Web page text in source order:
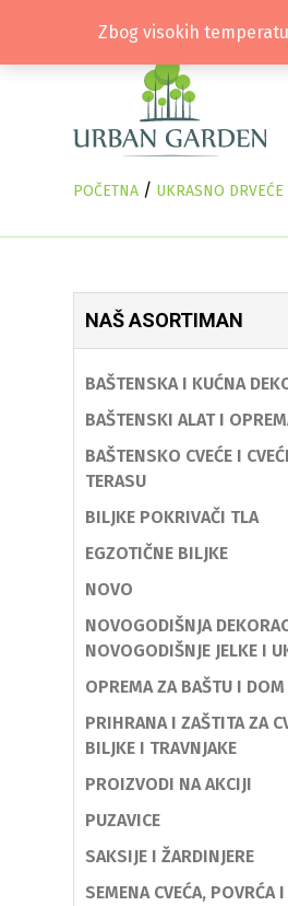
POČETNA / UKRASNO
NAŠ ASORTIMAN
BAŠTENSKA I KUĆNA
BAŠTENSKI ALAT I
BAŠTENSKO CVEĆE I
TERASU
BILJKE POKRIVAČI TLA
EGZOTIČNE BILJKE
NOVO
NOVOGODIŠNJA
NOVOGODIŠNJE JELKE I
OPREMA ZA BAŠTU I DOM
PRIHRANA I ZAŠTITA ZA
BILJKE I TRAVNJAKE
PROIZVODI NA AKCIJI
PUZAVICE
SAKSIJE I ŽARDINJERE
SEMENA CVEĆA, POVRĆA I
Zbog visokih